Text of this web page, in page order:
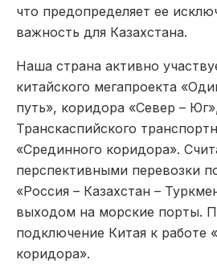
что предопределяет ее
важность для Казахстана.
Наша страна активно
китайского мегапроекта
путь», коридора «Север –
Транскаспийского
«Срединного коридора».
перспективными перевозки
«Россия – Казахстан –
выходом на морские порты.
подключение Китая к работе
коридора».